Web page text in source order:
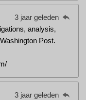
3 jaar geleden
analysis,
Post.
3 jaar geleden